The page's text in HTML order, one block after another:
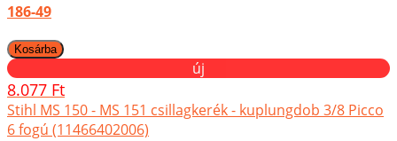
186-49
új
8.077 Ft
Stihl MS 150 - MS 151 csillagkerék - kuplungdob 3/8 Picco
6 fogú (11466402006)